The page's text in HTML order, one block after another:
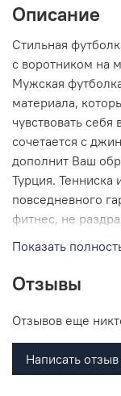
Описание
Стильная
с воротником на
Мужская
материала,
чувствовать
сочетается с
дополнит Ваш
Турция. Тенниска
повседневного
фитнес, не
Показать
Отзывы
Отзывов еще
Написать отзыв